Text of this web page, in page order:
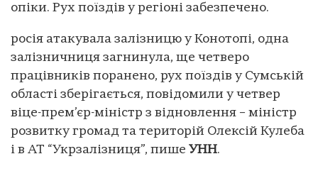
опіки. Рух поїздів у регіоні забезпечено.
росія атакувала залізницю у Конотопі, одна
залізничниця загнинула, ще четверо
працівників поранено, рух поїздів у Сумській
області зберігається, повідомили у четвер
віце-прем’єр-міністр з відновлення – міністр
розвитку громад та територій Олексій Кулеба
і в АТ “Укрзалізниця”, пише УНН.